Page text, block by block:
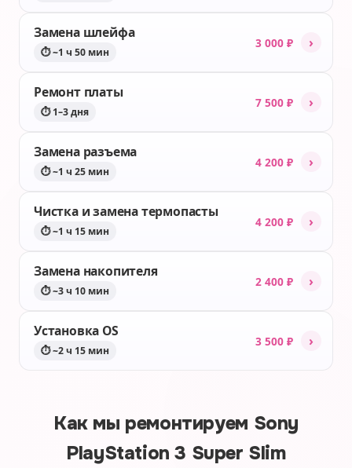
Замена шлейфа
⏱ ~1 ч 50 мин
3 000 ₽ ›
Ремонт платы
⏱ 1–3 дня
7 500 ₽ ›
Замена разъема
⏱ ~1 ч 25 мин
4 200 ₽ ›
Чистка и замена термопасты
⏱ ~1 ч 15 мин
4 200 ₽ ›
Замена накопителя
⏱ ~3 ч 10 мин
2 400 ₽ ›
Установка OS
⏱ ~2 ч 15 мин
3 500 ₽ ›
Как мы ремонтируем Sony
PlayStation 3 Super Slim